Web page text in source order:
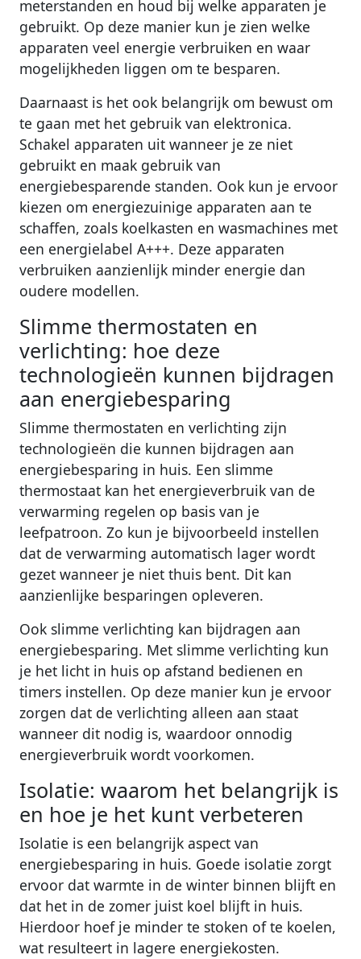
meterstanden en houd bij welke apparaten je
gebruikt. Op deze manier kun je zien welke
apparaten veel energie verbruiken en waar
mogelijkheden liggen om te besparen.
Daarnaast is het ook belangrijk om bewust om
te gaan met het gebruik van elektronica.
Schakel apparaten uit wanneer je ze niet
gebruikt en maak gebruik van
energiebesparende standen. Ook kun je ervoor
kiezen om energiezuinige apparaten aan te
schaffen, zoals koelkasten en wasmachines met
een energielabel A+++. Deze apparaten
verbruiken aanzienlijk minder energie dan
oudere modellen.
Slimme thermostaten en
verlichting: hoe deze
technologieën kunnen bijdragen
aan energiebesparing
Slimme thermostaten en verlichting zijn
technologieën die kunnen bijdragen aan
energiebesparing in huis. Een slimme
thermostaat kan het energieverbruik van de
verwarming regelen op basis van je
leefpatroon. Zo kun je bijvoorbeeld instellen
dat de verwarming automatisch lager wordt
gezet wanneer je niet thuis bent. Dit kan
aanzienlijke besparingen opleveren.
Ook slimme verlichting kan bijdragen aan
energiebesparing. Met slimme verlichting kun
je het licht in huis op afstand bedienen en
timers instellen. Op deze manier kun je ervoor
zorgen dat de verlichting alleen aan staat
wanneer dit nodig is, waardoor onnodig
energieverbruik wordt voorkomen.
Isolatie: waarom het belangrijk is
en hoe je het kunt verbeteren
Isolatie is een belangrijk aspect van
energiebesparing in huis. Goede isolatie zorgt
ervoor dat warmte in de winter binnen blijft en
dat het in de zomer juist koel blijft in huis.
Hierdoor hoef je minder te stoken of te koelen,
wat resulteert in lagere energiekosten.